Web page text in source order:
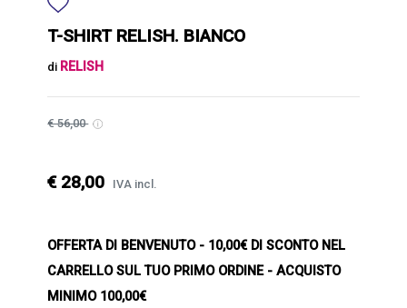
T-SHIRT RELISH. BIANCO
di RELISH
€ 56,00
€ 28,00 IVA incl.
OFFERTA DI BENVENUTO- 10,00€ DI SCONTO NEL
CARRELLO SUL TUO PRIMO ORDINE - ACQUISTO
MINIMO 100,00€